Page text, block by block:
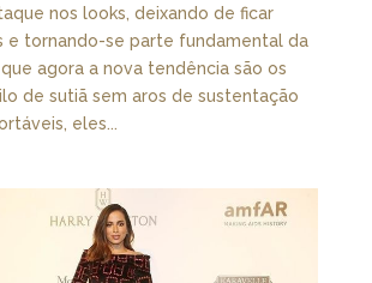
nos looks, deixando de ficar
e tornando-se parte fundamental da
agora a nova tendência são os
de sutiã sem aros de sustentação
eles...